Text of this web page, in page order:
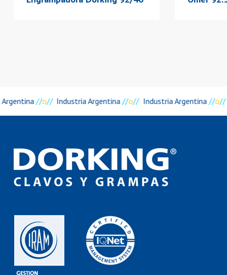
//o// Industria Argentina //o// Industria Argentina //o//